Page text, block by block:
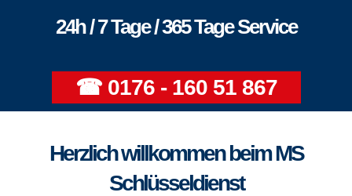
24h / 7 Tage / 365 Tage Service
☎ 0176 - 160 51 867
Herzlich willkommen beim MS
Schlüsseldienst